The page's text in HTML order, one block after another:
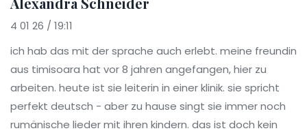
4 01 26 / 19:11
ich hab das mit der sprache auch erlebt. meine freundin
aus timisoara hat vor 8 jahren angefangen, hier zu
arbeiten. heute ist sie leiterin in einer klinik. sie spricht
perfekt deutsch - aber zu hause singt sie immer noch
rumänische lieder mit ihren kindern. das ist doch kein